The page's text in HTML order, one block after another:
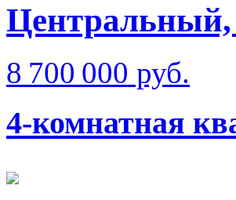
Центральный,
8 700 000 руб.
4-комнатная